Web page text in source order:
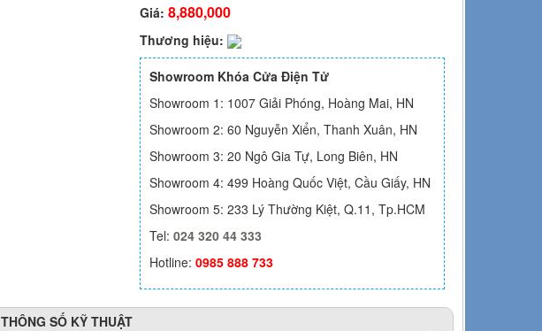
Giá: 8,880,000
Thương hiệu:
Showroom Khóa Cửa Điện Tử
Showroom 1: 1007 Giải Phóng, Hoàng Mai, HN
Showroom 2: 60 Nguyễn Xiển, Thanh Xuân, HN
Showroom 3: 20 Ngô Gia Tự, Long Biên, HN
Showroom 4: 499 Hoàng Quốc Việt, Cầu Giấy, HN
Showroom 5: 233 Lý Thường Kiệt, Q.11, Tp.HCM
Tel:024 320 44 333
Hotline:0985 888 733
THÔNG SỐ KỸ THUẬT